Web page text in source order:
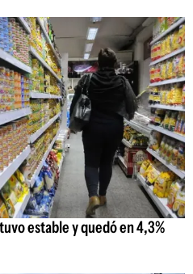
estable y quedó en 4,3%